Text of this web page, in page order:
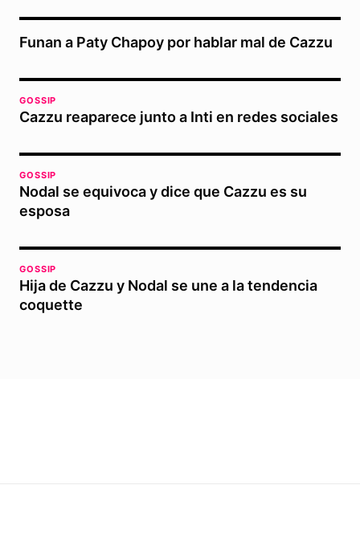
Funan a Paty Chapoy por hablar mal de Cazzu
GOSSIP
Cazzu reaparece junto a Inti en redes sociales
GOSSIP
Nodal se equivoca y dice que Cazzu es su
esposa
GOSSIP
Hija de Cazzu y Nodal se une a la tendencia
coquette